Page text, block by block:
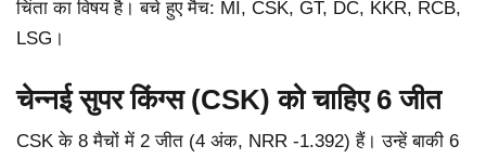
चिंता का विषय है। बचे हुए मैच: MI, CSK, GT, DC, KKR, RCB,
LSG।
चेन्नई सुपर किंग्स (CSK) को चाहिए 6 जीत
CSK के 8 मैचों में 2 जीत (4 अंक, NRR -1.392) हैं। उन्हें बाकी 6